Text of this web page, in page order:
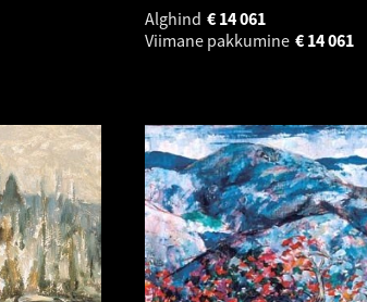
Alghind
14 061
€
Viimane pakkumine
14 061
€